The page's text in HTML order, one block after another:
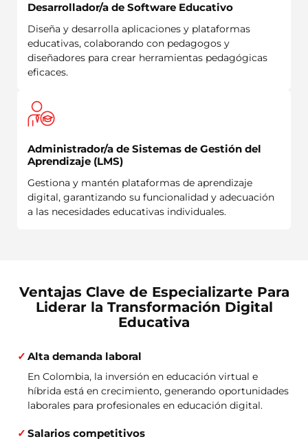
Desarrollador/a de Software Educativo
Diseña y desarrolla aplicaciones y plataformas
educativas, colaborando con pedagogos y
diseñadores para crear herramientas pedagógicas
eficaces.
Administrador/a de Sistemas de Gestión del
Aprendizaje (LMS)
Gestiona y mantén plataformas de aprendizaje
digital, garantizando su funcionalidad y adecuación
a las necesidades educativas individuales.
Ventajas Clave de Especializarte Para
Liderar la Transformación Digital
Educativa
Alta demanda laboral
En Colombia, la inversión en educación virtual e
híbrida está en crecimiento, generando oportunidades
laborales para profesionales en educación digital.
Salarios competitivos